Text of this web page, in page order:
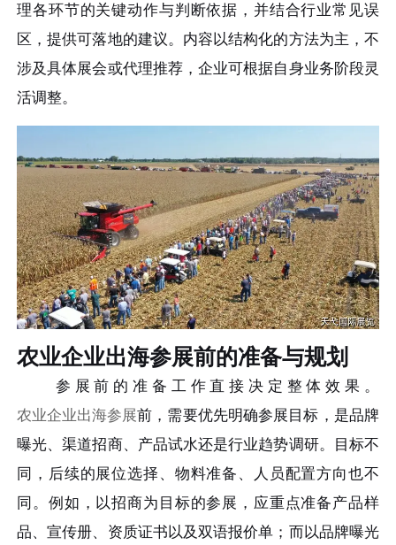
理各环节的关键动作与判断依据，并结合行业常见误
区，提供可落地的建议。内容以结构化的方法为主，不
涉及具体展会或代理推荐，企业可根据自身业务阶段灵
活调整。
农业企业出海参展前的准备与规划
参展前的准备工作直接决定整体效果。
农业企业出海参展前，需要优先明确参展目标，是品牌
曝光、渠道招商、产品试水还是行业趋势调研。目标不
同，后续的展位选择、物料准备、人员配置方向也不
同。例如，以招商为目标的参展，应重点准备产品样
品、宣传册、资质证书以及双语报价单；而以品牌曝光